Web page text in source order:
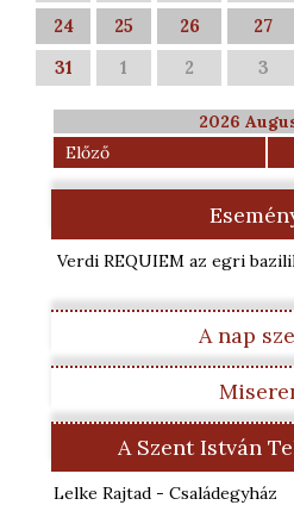
24
25 26 27
31
1 2 3
2026
Előző
Verdi REQUIEM az egri
A nap
A Szent István
Lelke Rajtad - Családegyház